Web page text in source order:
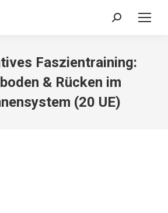
Search:
Faszientraining:
& Rücken im
(20 UE)